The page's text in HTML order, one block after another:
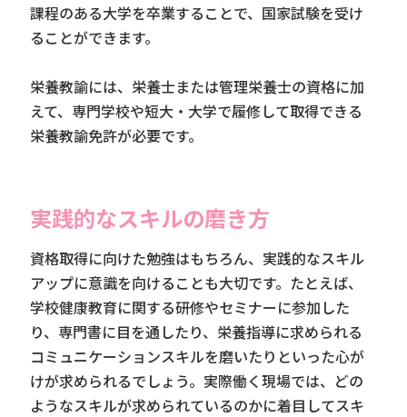
課程のある大学を卒業することで、国家試験を受け
ることができます。
栄養教諭には、栄養士または管理栄養士の資格に加
えて、専門学校や短大・大学で履修して取得できる
栄養教諭免許が必要です。
実践的なスキルの磨き方
資格取得に向けた勉強はもちろん、実践的なスキル
アップに意識を向けることも大切です。たとえば、
学校健康教育に関する研修やセミナーに参加した
り、専門書に目を通したり、栄養指導に求められる
コミュニケーションスキルを磨いたりといった心が
けが求められるでしょう。実際働く現場では、どの
ようなスキルが求められているのかに着目してスキ